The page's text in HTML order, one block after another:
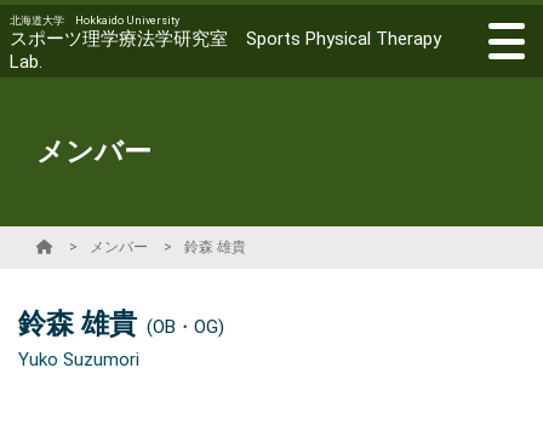
北海道大学 Hokkaido University
スポーツ理学療法学研究室 Sports Physical Therapy
Lab.
メンバー
メンバー 鈴森 雄貴
鈴森 雄貴 (OB・OG)
Yuko Suzumori